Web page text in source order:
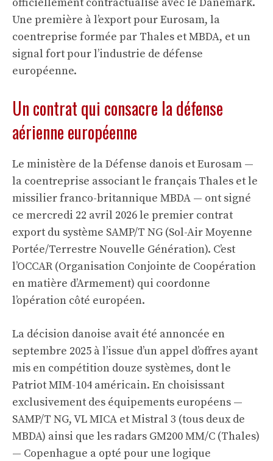
Une première à l’export pour Eurosam, la
coentreprise formée par Thales et MBDA, et un
signal fort pour l’industrie de défense
européenne.
Un contrat qui consacre la défense
aérienne européenne
Le ministère de la Défense danois et Eurosam —
la coentreprise associant le français Thales et le
missilier franco-britannique MBDA — ont signé
ce mercredi 22 avril 2026 le premier contrat
export du système SAMP/T NG (Sol-Air Moyenne
Portée/Terrestre Nouvelle Génération). C’est
l’OCCAR (Organisation Conjointe de Coopération
en matière d’Armement) qui coordonne
l’opération côté européen.
La décision danoise avait été annoncée en
septembre 2025 à l’issue d’un appel d’offres ayant
mis en compétition douze systèmes, dont le
Patriot MIM-104 américain. En choisissant
exclusivement des équipements européens —
SAMP/T NG, VL MICA et Mistral 3 (tous deux de
MBDA) ainsi que les radars GM200 MM/C (Thales)
— Copenhague a opté pour une logique